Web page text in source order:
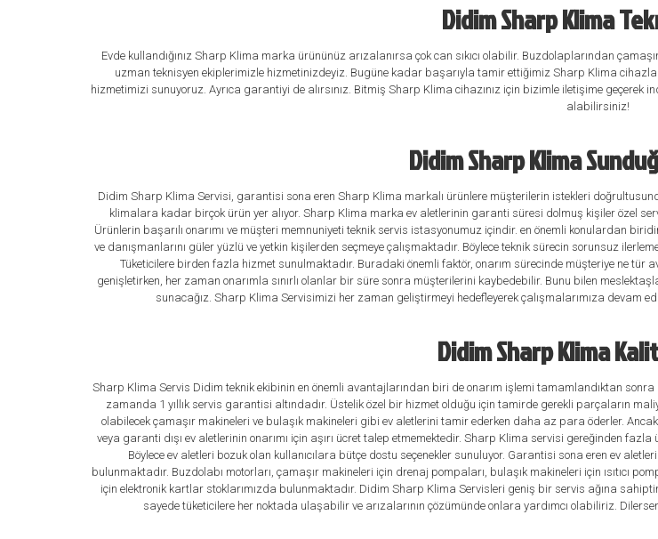
Didim Sharp Klima
Evde kullandığınız Sharp Klima marka ürününüz arızalanırsa çok can sıkıcı olabilir. Buzdolaplarından
uzman teknisyen ekiplerimizle hizmetinizdeyiz. Bugüne kadar başarıyla tamir ettiğimiz Sharp Klima
hizmetimizi sunuyoruz. Ayrıca garantiyi de alırsınız. Bitmiş Sharp Klima cihazınız için bizimle iletişime
alabilirsiniz!
Didim Sharp Klima
Didim Sharp Klima Servisi, garantisi sona eren Sharp Klima markalı ürünlere müşterilerin istekleri
klimalara kadar birçok ürün yer alıyor. Sharp Klima marka ev aletlerinin garanti süresi dolmuş kişiler özel
Ürünlerin başarılı onarımı ve müşteri memnuniyeti teknik servis istasyonumuz içindir. en önemli konulardan
ve danışmanlarını güler yüzlü ve yetkin kişilerden seçmeye çalışmaktadır. Böylece teknik sürecin sorunsuz
Tüketicilere birden fazla hizmet sunulmaktadır. Buradaki önemli faktör, onarım sürecinde müşteriye ne
genişletirken, her zaman onarımla sınırlı olanlar bir süre sonra müşterilerini kaybedebilir. Bunu bilen
sunacağız. Sharp Klima Servisimizi her zaman geliştirmeyi hedefleyerek çalışmalarımıza devam
Didim Sharp Klima
Sharp Klima Servis Didim teknik ekibinin en önemli avantajlarından biri de onarım işlemi tamamlandıktan
zamanda 1 yıllık servis garantisi altındadır. Üstelik özel bir hizmet olduğu için tamirde gerekli parçaların
olabilecek çamaşır makineleri ve bulaşık makineleri gibi ev aletlerini tamir ederken daha az para öderler.
veya garanti dışı ev aletlerinin onarımı için aşırı ücret talep etmemektedir. Sharp Klima servisi gereğinden
Böylece ev aletleri bozuk olan kullanıcılara bütçe dostu seçenekler sunuluyor. Garantisi sona eren ev
bulunmaktadır. Buzdolabı motorları, çamaşır makineleri için drenaj pompaları, bulaşık makineleri için ısıtıcı
için elektronik kartlar stoklarımızda bulunmaktadır. Didim Sharp Klima Servisleri geniş bir servis ağına
sayede tüketicilere her noktada ulaşabilir ve arızalarının çözümünde onlara yardımcı olabiliriz.